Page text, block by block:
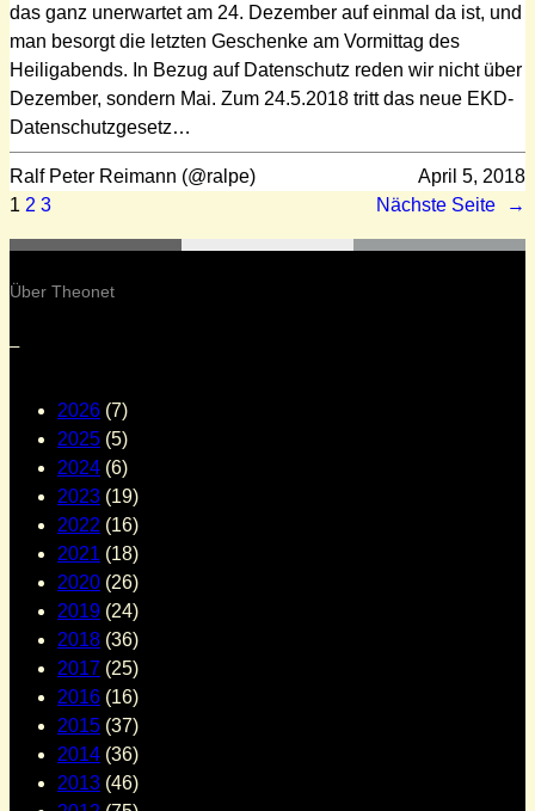
das ganz unerwartet am 24. Dezember auf einmal da ist, und
man besorgt die letzten Geschenke am Vormittag des
Heiligabends. In Bezug auf Datenschutz reden wir nicht über
Dezember, sondern Mai. Zum 24.5.2018 tritt das neue EKD-
Datenschutzgesetz…
Ralf Peter Reimann (@ralpe)
April 5, 2018
1 2 3 Nächste Seite →
Über Theonet
–
2026 (7)
2025 (5)
2024 (6)
2023 (19)
2022 (16)
2021 (18)
2020 (26)
2019 (24)
2018 (36)
2017 (25)
2016 (16)
2015 (37)
2014 (36)
2013 (46)